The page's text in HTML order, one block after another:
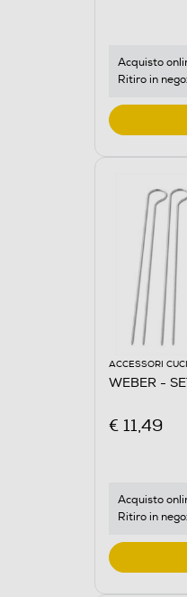
Acquisto
Ritiro in
ACCESSORI
WEBER -
€ 11,49
Acquisto
Ritiro in